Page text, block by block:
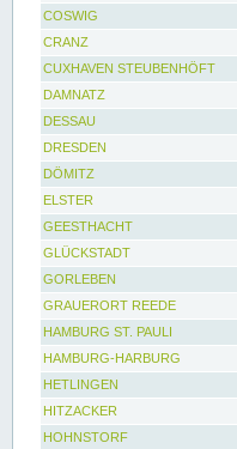
COSWIG
CRANZ
CUXHAVEN STEUBENHÖFT
DAMNATZ
DESSAU
DRESDEN
DÖMITZ
ELSTER
GEESTHACHT
GLÜCKSTADT
GORLEBEN
GRAUERORT REEDE
HAMBURG ST. PAULI
HAMBURG-HARBURG
HETLINGEN
HITZACKER
HOHNSTORF